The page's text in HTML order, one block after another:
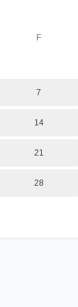
F
7
14
21
28